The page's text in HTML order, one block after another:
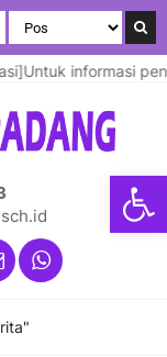
informasi